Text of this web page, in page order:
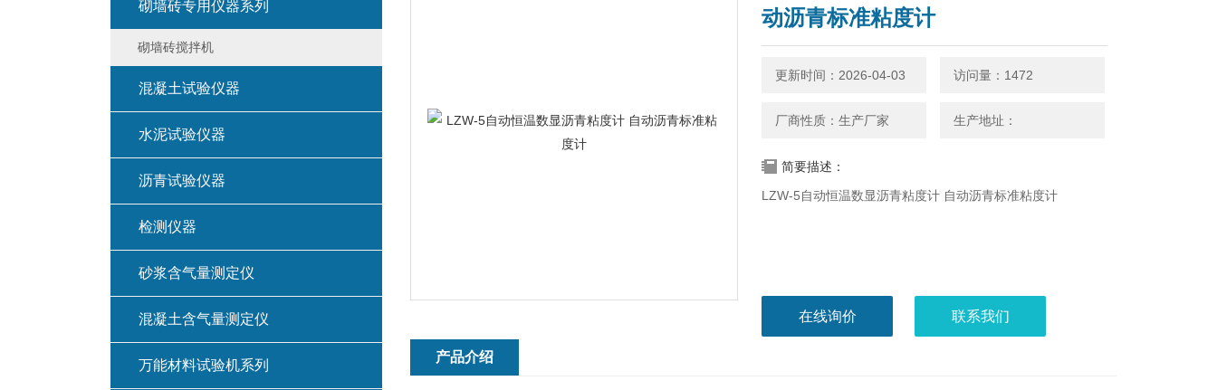
动沥青标准粘度计
更新时间：2026-04-03 访问量：1472
厂商性质：生产厂家 生产地址：
简要描述：
LZW-5自动恒温数显沥青粘度计 自动沥青标准粘度计
在线询价 联系我们
产品介绍
砌墙砖专用仪器系列
砌墙砖搅拌机
混凝土试验仪器
水泥试验仪器
沥青试验仪器
检测仪器
砂浆含气量测定仪
混凝土含气量测定仪
万能材料试验机系列